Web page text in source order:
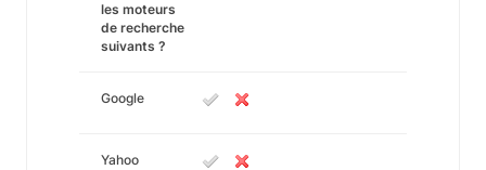
les moteurs
de recherche
suivants ?
Google
Yahoo